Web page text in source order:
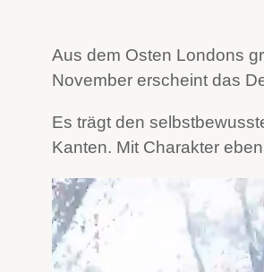
Aus dem Osten Londons
November erscheint das
Es trägt den
Kanten. Mit Charakter